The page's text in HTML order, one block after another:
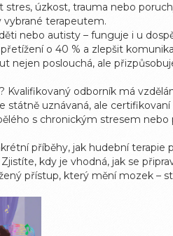
úzkost, trauma nebo
vybrané terapeutem.
nebo autisty – funguje i u
o 40 % a zlepšit
nejen poslouchá, ale
Kvalifikovaný odborník má
státně uznávaná, ale
s chronickým stresem
příběhy, jak hudební
kdy je vhodná, jak se
přístup, který mění mozek –